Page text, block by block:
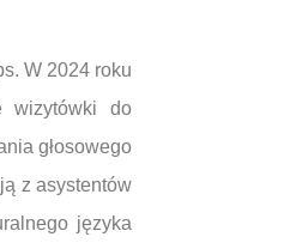
W 2024 roku
wizytówki do
głosowego
z asystentów
języka